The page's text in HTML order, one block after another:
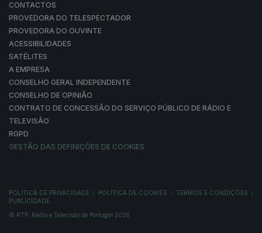
CONTACTOS
PROVEDORA DO TELESPECTADOR
PROVEDORA DO OUVINTE
ACESSIBILIDADES
SATÉLITES
A EMPRESA
CONSELHO GERAL INDEPENDENTE
CONSELHO DE OPINIÃO
CONTRATO DE CONCESSÃO DO SERVIÇO PÚBLICO DE RÁDIO E
TELEVISÃO
RGPD
GESTÃO DAS DEFINIÇÕES DE COOKIES
POLÍTICA DE PRIVACIDADE POLÍTICA DE COOKIES TERMOS E CONDIÇÕES
PUBLICIDADE
© RTP, Rádio e Televisão de Portugal 2026